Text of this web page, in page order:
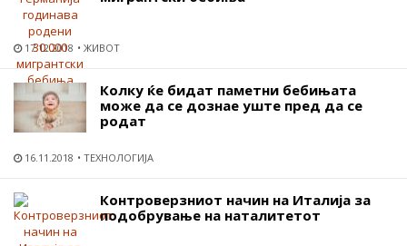
17.12.2018 ЖИВОТ
Колку ќе бидат паметни бебињата
може да се дознае уште пред да се
родат
16.11.2018 ТЕХНОЛОГИЈА
Контроверзниот начин на Италија за
подобрување на наталитетот